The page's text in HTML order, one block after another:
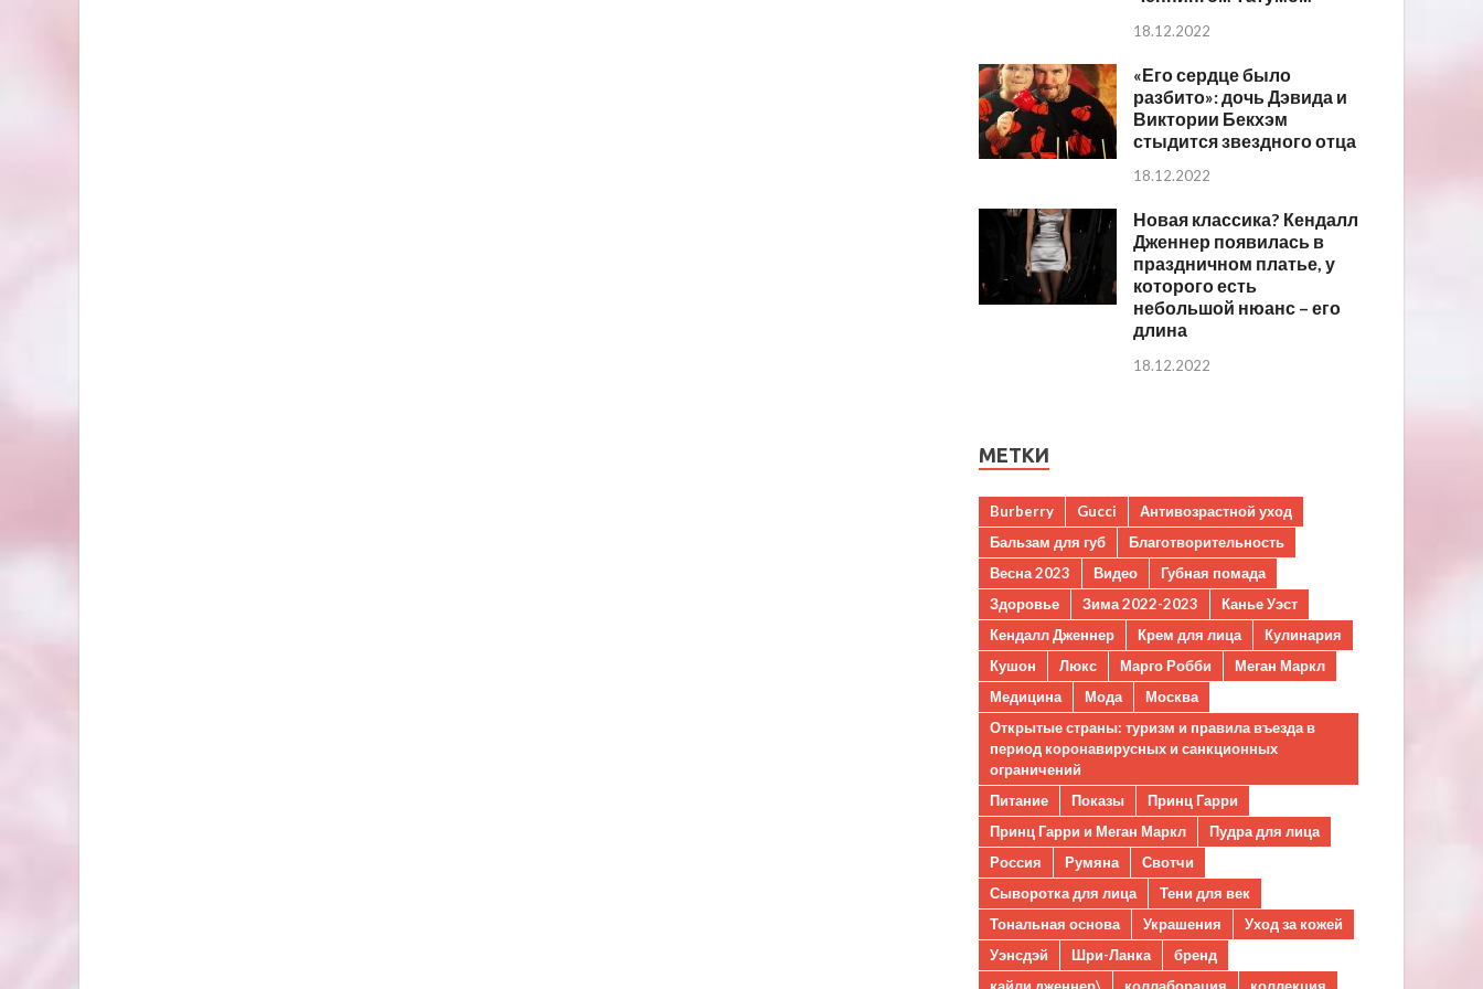
18.12.2022
«Его сердце было
разбито»: дочь Дэвида и
Виктории Бекхэм
стыдится звездного отца
18.12.2022
Новая классика? Кендалл
Дженнер появилась в
праздничном платье, у
которого есть
небольшой нюанс – его
длина
18.12.2022
МЕТКИ
Burberry Gucci
Антивозрастной уход
Бальзам для губ
Благотворительность
Весна 2023
Видео
Губная помада
Здоровье
Зима 2022-2023
Канье Уэст
Кендалл Дженнер
Крем для лица
Кулинария
Кушон
Люкс Марго Робби
Меган Маркл
Медицина
Мода
Москва
Открытые страны: туризм и правила въезда в
период коронавирусных и санкционных
ограничений
Питание
Показы
Принц Гарри
Принц Гарри и Меган Маркл
Пудра для лица
Россия
Румяна
Свотчи
Сыворотка для лица
Тени для век
Тональная основа
Украшения
Уход за кожей
Уэнсдэй
Шри-Ланка
бренд